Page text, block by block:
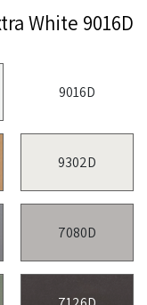
9016D
9302D
7080D
White 9016D